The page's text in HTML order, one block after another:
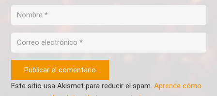
Publicar el comentario
Este sitio usa Akismet para reducir el spam. Aprende cómo